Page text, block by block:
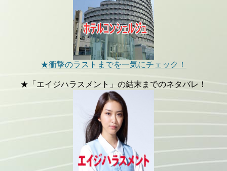
★衝撃のラストまでを一気にチェック！
★「エイジハラスメント」の結末までのネタバレ！